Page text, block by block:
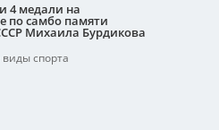
4 медали на
по самбо памяти
Михаила Бурдикова
спорта